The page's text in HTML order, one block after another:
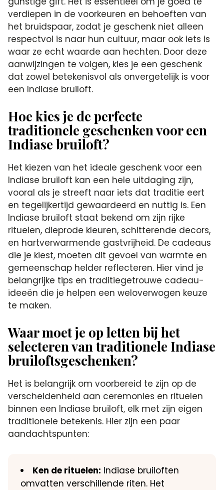
verdiepen in de voorkeuren en behoeften van
het bruidspaar, zodat je geschenk niet alleen
respectvol is naar hun cultuur, maar ook iets is
waar ze echt waarde aan hechten. Door deze
aanwijzingen te volgen, kies je een geschenk
dat zowel betekenisvol als onvergetelijk is voor
een Indiase bruiloft.
Hoe kies je de perfecte
traditionele geschenken voor een
Indiase bruiloft?
Het kiezen van het ideale geschenk voor een
Indiase bruiloft kan een hele uitdaging zijn,
vooral als je streeft naar iets dat traditie eert
en tegelijkertijd gewaardeerd en nuttig is. Een
Indiase bruiloft staat bekend om zijn rijke
rituelen, dieprode kleuren, schitterende decors,
en hartverwarmende gastvrijheid. De cadeaus
die je kiest, moeten dit gevoel van warmte en
gemeenschap helder reflecteren. Hier vind je
belangrijke tips en traditiegetrouwe cadeau-
ideeën die je helpen een weloverwogen keuze
te maken.
Waar moet je op letten bij het
selecteren van traditionele Indiase
bruiloftsgeschenken?
Het is belangrijk om voorbereid te zijn op de
verscheidenheid aan ceremonies en rituelen
binnen een Indiase bruiloft, elk met zijn eigen
traditionele betekenis. Hier zijn een paar
aandachtspunten:
Ken de rituelen: Indiase bruiloften
omvatten verschillende riten. Het